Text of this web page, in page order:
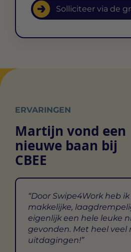
Solliciteer via de
ERVARINGEN
Martijn vond een
nieuwe baan bij
CBEE
Door Swipe4Work heb
makkelijke,
eigenlijk een hele leuke
gevonden. Met heel veel
uitdagingen!